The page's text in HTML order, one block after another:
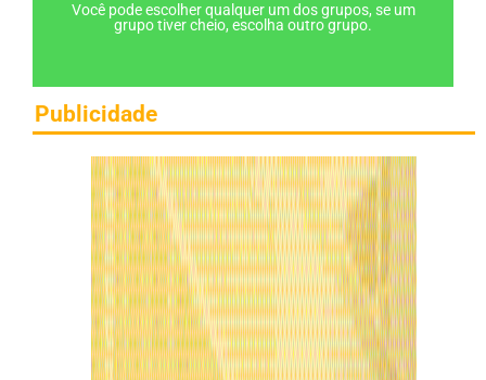
Você pode escolher qualquer um dos grupos, se um
grupo tiver cheio, escolha outro grupo.
Publicidade